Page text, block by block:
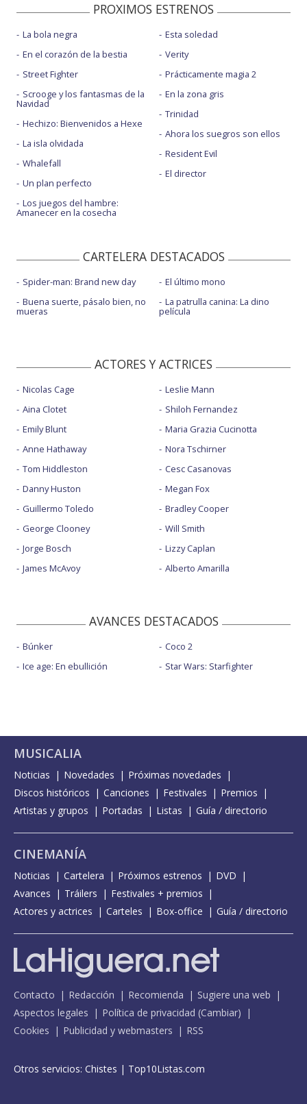
PROXIMOS ESTRENOS
La bola negra
En el corazón de la bestia
Street Fighter
Scrooge y los fantasmas de la
Navidad
Hechizo: Bienvenidos a Hexe
La isla olvidada
Whalefall
Un plan perfecto
Los juegos del hambre:
Amanecer en la cosecha
Esta soledad
Verity
Prácticamente magia 2
En la zona gris
Trinidad
Ahora los suegros son ellos
Resident Evil
El director
CARTELERA DESTACADOS
Spider-man: Brand new day
Buena suerte, pásalo bien, no
mueras
El último mono
La patrulla canina: La dino
película
ACTORES Y ACTRICES
Nicolas Cage
Aina Clotet
Emily Blunt
Anne Hathaway
Tom Hiddleston
Danny Huston
Guillermo Toledo
George Clooney
Jorge Bosch
James McAvoy
Leslie Mann
Shiloh Fernandez
Maria Grazia Cucinotta
Nora Tschirner
Cesc Casanovas
Megan Fox
Bradley Cooper
Will Smith
Lizzy Caplan
Alberto Amarilla
AVANCES DESTACADOS
Búnker
Ice age: En ebullición
Coco 2
Star Wars: Starfighter
MUSICALIA
Noticias Novedades
Próximas novedades
Discos históricos
Canciones Festivales
Premios
Artistas y grupos
Portadas Listas Guía / directorio
CINEMANÍA
Noticias Cartelera Próximos estrenos
DVD
Avances
Tráilers
Festivales + premios
Actores y actrices
Carteles Box-office Guía / directorio
Contacto Redacción Recomienda
Sugiere una web
Aspectos legales
Política de privacidad (Cambiar)
Cookies
Publicidad y webmasters RSS
Otros servicios: Chistes | Top10Listas.com